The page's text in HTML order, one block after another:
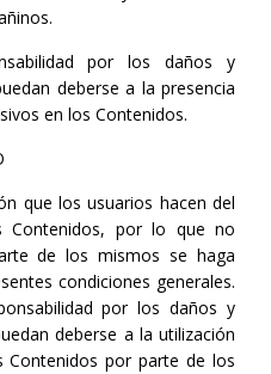
por los daños y
deberse a la presencia
en los Contenidos.
que los usuarios hacen del
Contenidos, por lo que no
de los mismos se haga
condiciones generales.
por los daños y
deberse a la utilización
Contenidos por parte de los